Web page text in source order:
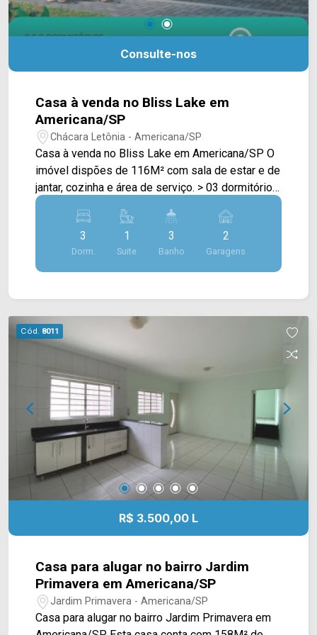
Consulte-nos
Casa à venda no Bliss Lake em
Americana/SP
Chácara Letônia - Americana/SP
Casa à venda no Bliss Lake em Americana/SP O
imóvel dispões de 116M² com sala de estar e de
jantar, cozinha e área de serviço. > 03 dormitórios,
com 01 suíte; > 03 banheiros, sendo 01 social e
01 lavabo > 02 vagas de garagem. Com
localização privilegiada, o Bliss Lake irá te
proporcionar tranquilidade e exclusividade, na
qual ele tem uma área com diversos comércios
e entre outros. Ele também fica a 13min do
Centro da cidade e 20min do Shopping. Visite
agora o decorado com um corretor Arbix Imóveis!
WhatsApp e Telefone Arbix: (19) 3475-4546
ARBIX IMÓVEIS - Presente em cada mudança!
3
Dorm.
1
Suite
3
Banho
2
Garagens
Cód. 8011
R$ 3.500,00 L
Casa para alugar no bairro Jardim
Primavera em Americana/SP
Jardim Primavera - Americana/SP
Casa para alugar no bairro Jardim Primavera em